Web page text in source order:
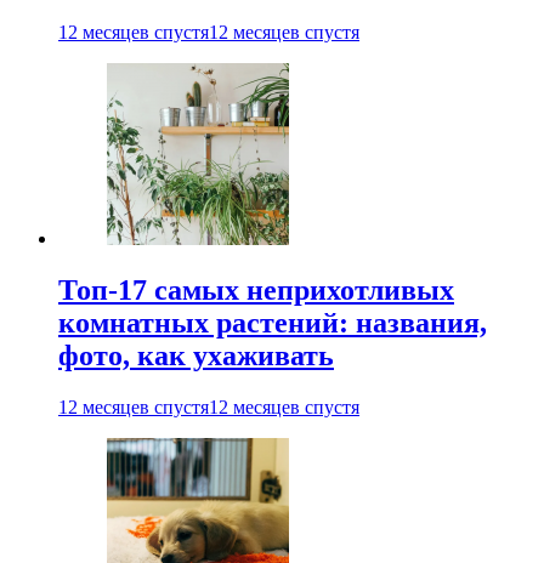
12 месяцев спустя12 месяцев спустя
Топ-17 самых неприхотливых
комнатных растений: названия,
фото, как ухаживать
12 месяцев спустя12 месяцев спустя